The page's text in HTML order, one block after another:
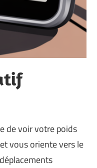
de voir votre poids
vous oriente vers le